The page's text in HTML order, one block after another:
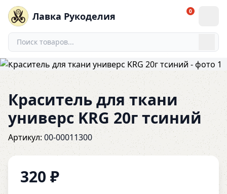
Лавка Рукоделия 0
Краситель для ткани
универс KRG 20г тсиний
Артикул: 00-00011300
320 ₽